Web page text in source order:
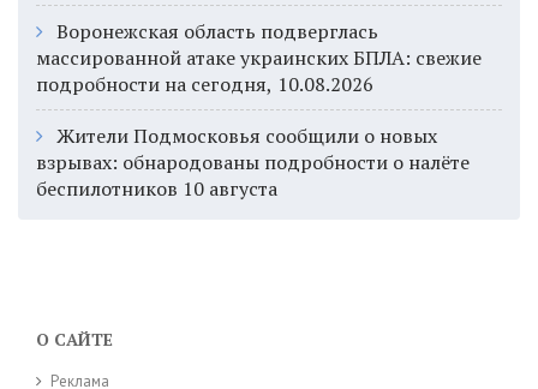
Воронежская область подверглась
массированной атаке украинских БПЛА: свежие
подробности на сегодня, 10.08.2026
Жители Подмосковья сообщили о новых
взрывах: обнародованы подробности о налёте
беспилотников 10 августа
О САЙТЕ
Реклама